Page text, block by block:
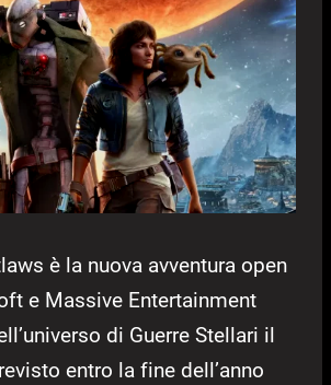
è la nuova avventura open
e Massive Entertainment
di Guerre Stellari il
entro la fine dell’anno